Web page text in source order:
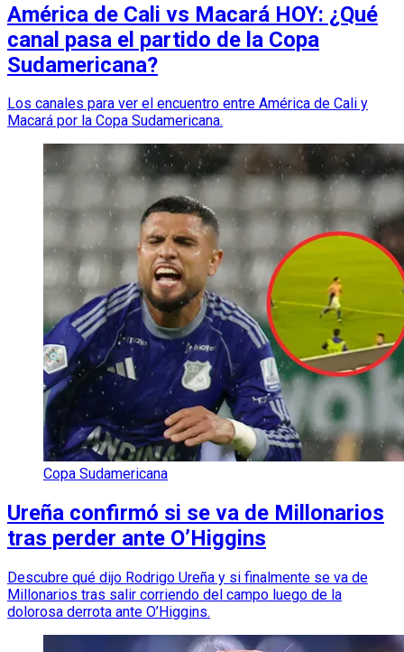
América de Cali vs Macará HOY: ¿Qué
canal pasa el partido de la Copa
Sudamericana?
Los canales para ver el encuentro entre América de Cali y
Macará por la Copa Sudamericana.
Copa Sudamericana
Ureña confirmó si se va de Millonarios
tras perder ante O’Higgins
Descubre qué dijo Rodrigo Ureña y si finalmente se va de
Millonarios tras salir corriendo del campo luego de la
dolorosa derrota ante O’Higgins.